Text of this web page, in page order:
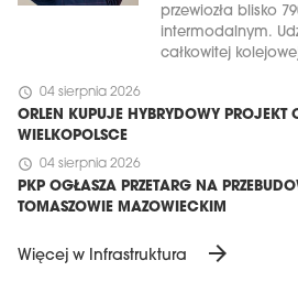
przewiozła blisko
intermodalnym.
całkowitej
schedule 04 sierpnia 2026
ORLEN KUPUJE HYBRYDOWY
WIELKOPOLSCE
schedule 04 sierpnia 2026
PKP OGŁASZA PRZETARG NA
TOMASZOWIE MAZOWIECKIM
Więcej w Infrastruktura arrow_forward